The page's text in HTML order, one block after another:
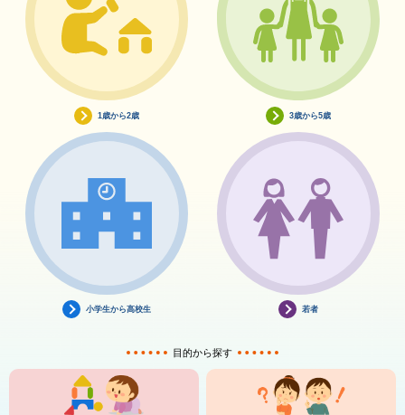
1歳から2歳 3歳から5歳
小学生から高校生 若者
目的から探す